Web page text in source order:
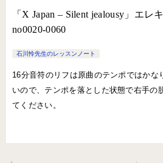
「X Japan – Silent jealousy」エレ
no0020-0060
石川怜先生のレッスンノート
16分音符のリフは原曲のテンポではかな
いので、テンポを落とした状態で右手の
てください。